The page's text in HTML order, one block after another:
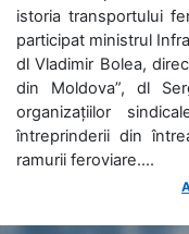
istoria transportului
participat ministrul
dl Vladimir Bolea,
din Moldova”, dl
organizațiilor
întreprinderii din
ramurii feroviare....